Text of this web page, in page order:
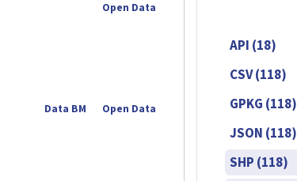
Open Data
Open Data
Data BM
API (18)
CSV (118)
GPKG (118)
JSON (118)
SHP (118)